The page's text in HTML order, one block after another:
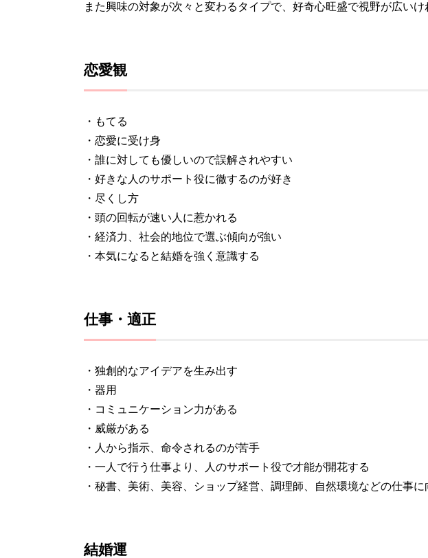
また興味の対象が次々と変わるタイプで、好奇心旺盛で視野が広いけ
恋愛観
・もてる
・恋愛に受け身
・誰に対しても優しいので誤解されやすい
・好きな人のサポート役に徹するのが好き
・尽くし方
・頭の回転が速い人に惹かれる
・経済力、社会的地位で選ぶ傾向が強い
・本気になると結婚を強く意識する
仕事・適正
・独創的なアイデアを生み出す
・器用
・コミュニケーション力がある
・威厳がある
・人から指示、命令されるのが苦手
・一人で行う仕事より、人のサポート役で才能が開花する
・秘書、美術、美容、ショップ経営、調理師、自然環境などの仕事に
結婚運